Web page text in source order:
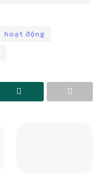
hoạt động